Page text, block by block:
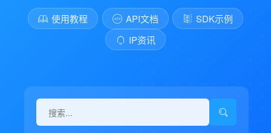
使用教程 API文档
SDK示例
IP资讯